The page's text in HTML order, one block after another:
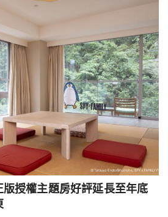
授權主題房好評延長至年底